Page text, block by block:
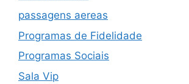
passagens aereas
Programas de Fidelidade
Programas Sociais
Sala Vip